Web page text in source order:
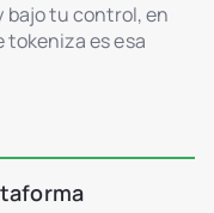
bajo tu control, en
tokeniza es esa